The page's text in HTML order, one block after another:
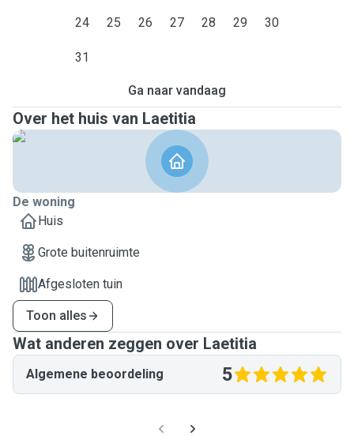
24 25 26 27 28 29 30
31
Ga naar vandaag
Over het huis van Laetitia
De woning
Huis
Grote buitenruimte
Afgesloten tuin
Toon alles
Wat anderen zeggen over Laetitia
Algemene beoordeling 5